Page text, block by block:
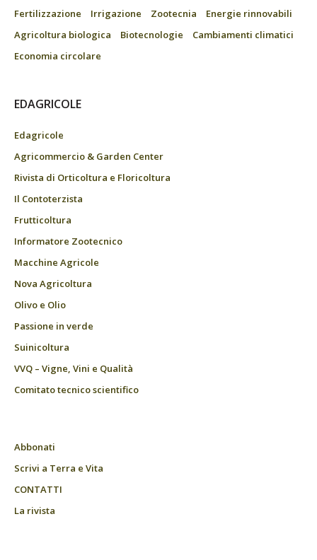
Fertilizzazione
Irrigazione Zootecnia
Energie rinnovabili
Agricoltura biologica
Biotecnologie
Cambiamenti climatici
Economia circolare
EDAGRICOLE
Edagricole
Agricommercio & Garden Center
Rivista di Orticoltura e Floricoltura
Il Contoterzista
Frutticoltura
Informatore Zootecnico
Macchine Agricole
Nova Agricoltura
Olivo e Olio
Passione in verde
Suinicoltura
VVQ – Vigne, Vini e Qualità
Comitato tecnico scientifico
Abbonati
Scrivi a Terra e Vita
CONTATTI
La rivista